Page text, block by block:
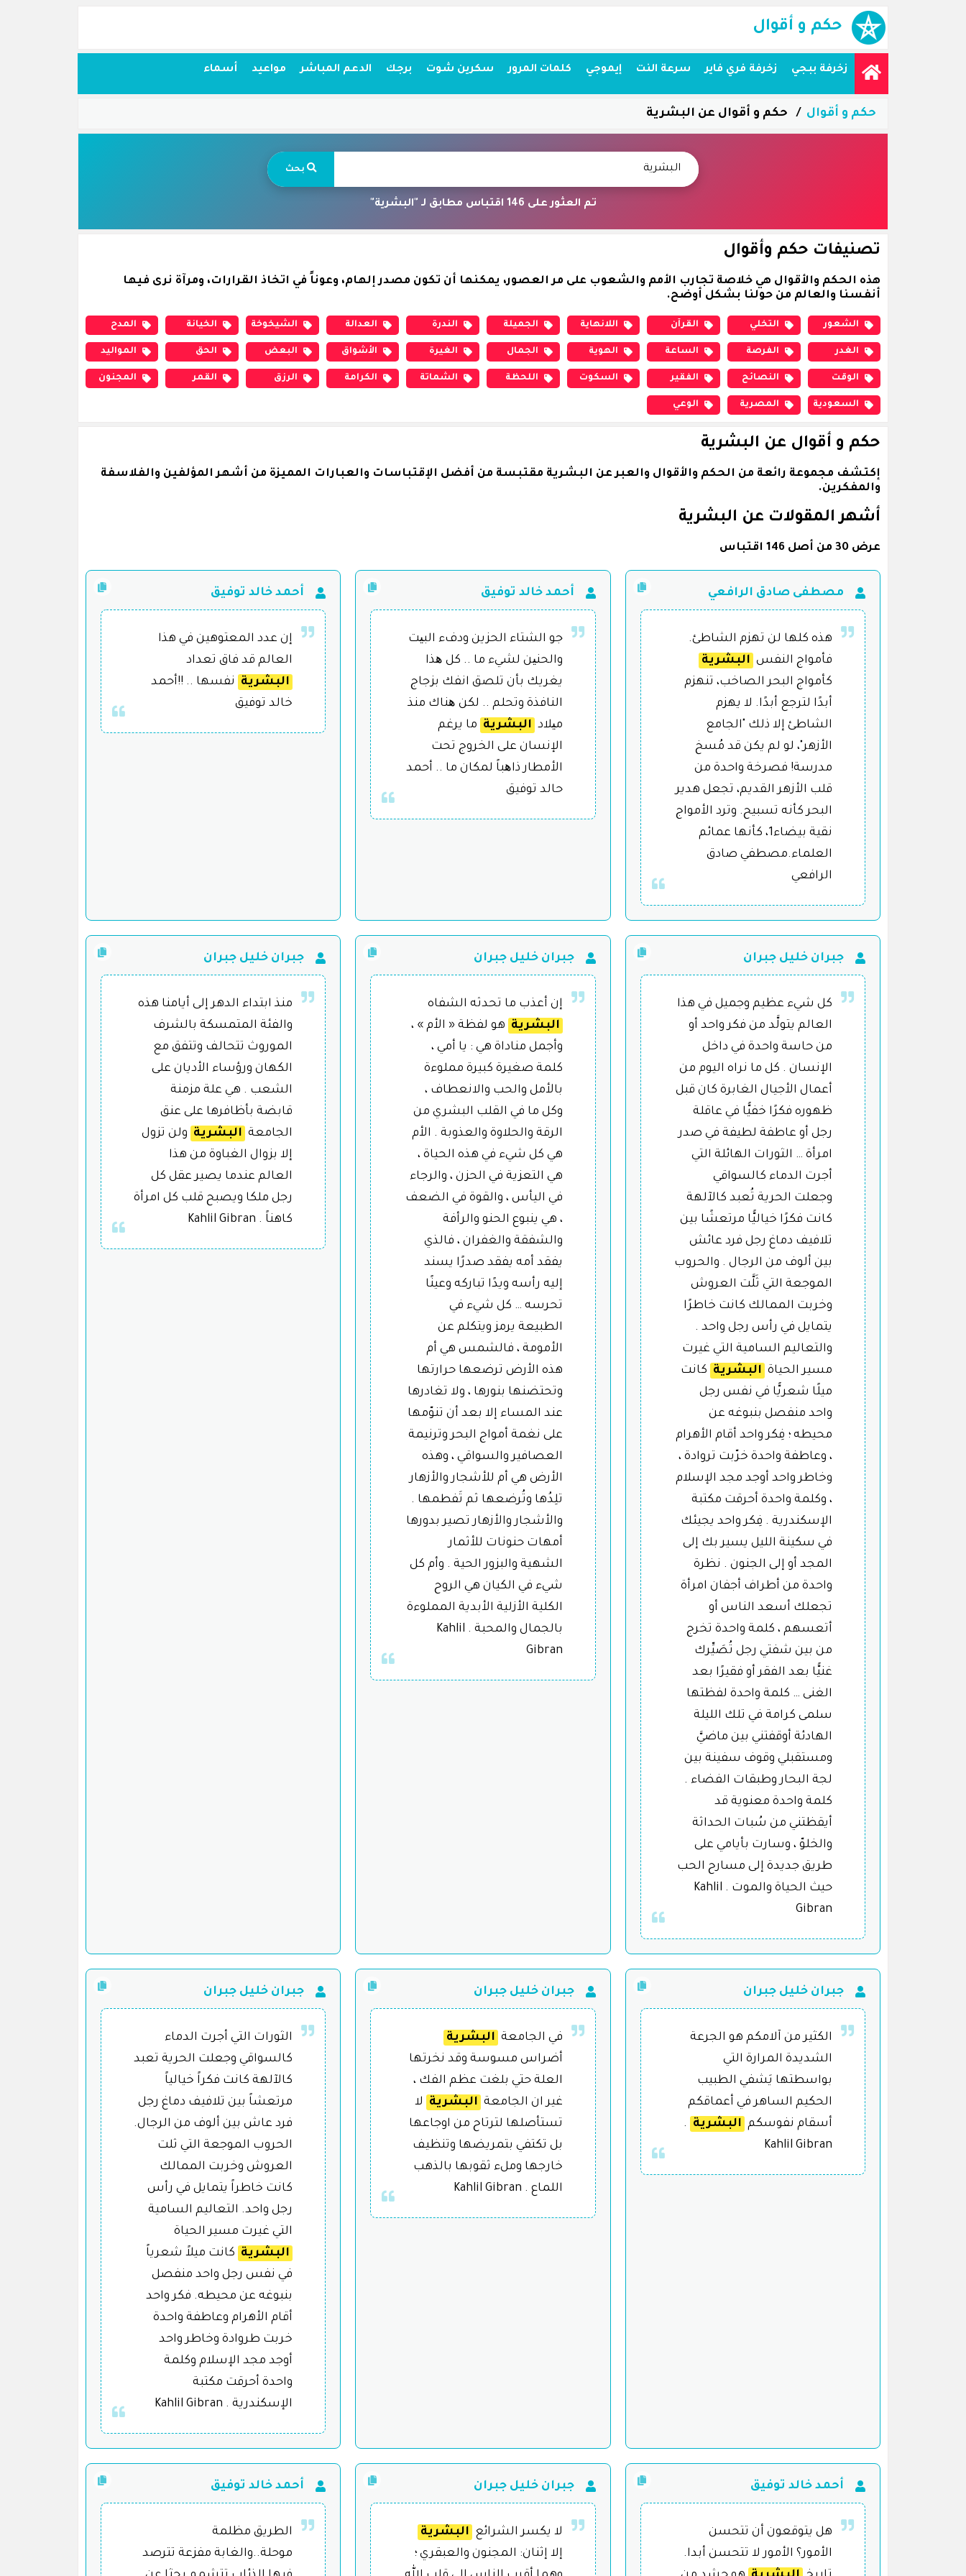
حكم و أقوال
زخرفة ببجي زخرفة فري فاير سرعة النت إيموجي كلمات المرور سكرين شوت برجك الدعم المباشر مواعيد أسماء
حكم و أقوال حكم و أقوال عن البشرية
بحث
تم العثور على 146 اقتباس مطابق لـ "البشرية"
تصنيفات حكم وأقوال
هذه الحكم والأقوال هي خلاصة تجارب الأمم والشعوب على مر العصور، يمكنها أن تكون مصدر إلهام، وعوناً في اتخاذ القرارات، ومرآة نرى فيها
أنفسنا والعالم من حولنا بشكل أوضح.
الشعور التخلي القرآن اللانهاية الجميلة الندرة العدالة الشيخوخة الخيانة المدح
الغدر الفرصة الساعة الهوية الجمال الغيرة الأشواق البعض الحق المواليد
الوقت النصائح الفقير السكوت اللحظة الشماتة الكرامة الرزق القمر المجنون
السعودية المصرية الوعي
حكم و أقوال عن البشرية
إكتشف مجموعة رائعة من الحكم والأقوال والعبر عن البشرية مقتبسة من أفضل الإقتباسات والعبارات المميزة من أشهر المؤلفين والفلاسفة
والمفكرين.
أشهر المقولات عن البشرية
عرض 30 من أصل 146 اقتباس
مصطفى صادق الرافعي
هذه كلها لن تهزم الشاطئ.
فأمواج النفس البشرية
كأمواج البحر الصاخب، تنهزم
أبدًا لترجع أبدًا. لا يهزم
الشاطئ إلا ذلك "الجامع
الأزهر"، لو لم يكن قد مُسخ
مدرسة! فصرخة واحدة من
قلب الأزهر القديم، تجعل هدير
البحر كأنه تسبيح. وترد الأمواج
نقية بيضاء1، كأنها عمائم
العلماء.مصطفي صادق
الرافعي
أحمد خالد توفيق
جو الشتاء الحزين ودفء البیت
والحنین لشيء ما .. كل ھذا
يغريك بأن تلصق انفك بزجاج
النافذة وتحلم .. لكن ھناك منذ
میلاد البشرية ما يرغم
الإنسان على الخروج تحت
الأمطار ذاھباً لمكان ما .. أحمد
حالد توفيق
أحمد خالد توفيق
إن عدد المعتوهين في هذا
العالم قد فاق تعداد
البشرية
نفسها .. !!أحمد
خالد توفيق
جبران خليل جبران
كل شيء عظيم وجميل في هذا
العالم يتولَّد من فكر واحد أو
من حاسة واحدة في داخل
الإنسان . كل ما نراه اليوم من
أعمال الأجيال الغابرة كان قبل
ظهوره فكرًا خفيًّا في عاقلة
رجل أو عاطفة لطيفة في صدر
امرأة … الثورات الهائلة التي
أجرت الدماء كالسواقي
وجعلت الحرية تُعبد كالآلهة
كانت فكرًا خياليًّا مرتعشًا بين
تلافيف دماغ رجل فرد عائش
بين ألوف من الرجال . والحروب
الموجعة التي ثَلَّت العروش
وخربت الممالك كانت خاطرًا
يتمايل في رأس رجل واحد .
والتعاليم السامية التي غيرت
مسير الحياة البشرية كانت
ميلًا شعريًّا في نفس رجل
واحد منفصل بنبوغه عن
محيطه ؛ فِكر واحد أقام الأهرام
، وعاطفة واحدة خرّبت تروادة ،
وخاطر واحد أوجد مجد الإسلام
، وكلمة واحدة أحرقت مكتبة
الإسكندرية . فِكر واحد يجيئك
في سكينة الليل يسير بك إلى
المجد أو إلى الجنون . نظرة
واحدة من أطراف أجفان امرأة
تجعلك أسعد الناس أو
أتعسهم ، كلمة واحدة تخرج
من بين شفتي رجل تُصَيِّرك
غنيًّا بعد الفقر أو فقيرًا بعد
الغنى … كلمة واحدة لفظتها
سلمى كرامة في تلك الليلة
الهادئة أوقفتني بين ماضيَّ
ومستقبلي وقوف سفينة بين
لجة البحار وطبقات الفضاء .
كلمة واحدة معنوية قد
أيقظتني من سُبات الحداثة
والخلوّ ، وسارت بأيامي على
طريق جديدة إلى مسارح الحب
حيث الحياة والموت . Kahlil
Gibran
جبران خليل جبران
إن أعذب ما تحدثه الشفاه
البشرية هو لفظة « الأم » ،
وأجمل مناداة هي : يا أمي ،
كلمة صغيرة كبيرة مملوءة
بالأمل والحب والانعطاف ،
وكل ما في القلب البشري من
الرقة والحلاوة والعذوبة . الأم
هي كل شيء في هذه الحياة ،
هي التعزية في الحزن ، والرجاء
في اليأس ، والقوة في الضعف
، هي ينبوع الحنو والرأفة
والشفقة والغفران ، فالذي
يفقد أمه يفقد صدرًا يسند
إليه رأسه ويدًا تباركه وعينًا
تحرسه … كل شيء في
الطبيعة يرمز ويتكلم عن
الأمومة ، فالشمس هي أم
هذه الأرض ترضعها حرارتها
وتحتضنها بنورها ، ولا تغادرها
عند المساء إلا بعد أن تنوّمها
على نغمة أمواج البحر وترنيمة
العصافير والسواقي ، وهذه
الأرض هي أم للأشجار والأزهار
تلِدُها وتُرضعها ثم تَفطمها .
والأشجار والأزهار تصير بدورها
أمهات حنونات للأثمار
الشهية والبزور الحية . وأم كل
شيء في الكيان هي الروح
الكلية الأزلية الأبدية المملوءة
بالجمال والمحبة . Kahlil
Gibran
جبران خليل جبران
منذ ابتداء الدهر إلى أيامنا هذه
والفئة المتمسكة بالشرف
الموروث تتحالف وتتفق مع
الكهان ورؤساء الأديان على
الشعب . هي علة مزمنة
قابضة بأظافرها على عنق
الجامعة البشرية ولن تزول
إلا بزوال الغباوة من هذا
العالم عندما يصير عقل كل
رجل ملكا ويصبح قلب كل امرأة
كاهناً . Kahlil Gibran
جبران خليل جبران
الكثير من آلامكم هو الجرعة
الشديدة المرارة التي
بواسطتها يَشفي الطبيب
الحكيم الساهر في أعماقكم
أسقام نفوسكم البشرية
.
Kahlil Gibran
جبران خليل جبران
في الجامعة البشرية
أضراس مسوسة وقد نخرتها
العلة حتي بلغت عظم الفك ،
غير ان الجامعة البشرية
لا
تستأصلها لترتاح من اوجاعها
بل تكتفي بتمريضها وتنظيف
خارجها وملء ثقوبها بالذهب
اللماع . Kahlil Gibran
جبران خليل جبران
الثورات التي أجرت الدماء
كالسواقي وجعلت الحرية تعبد
كالآلهة كانت فكراً خيالياً
مرتعشاً بين تلافيف دماغ رجل
فرد عاش بين ألوف من الرجال.
الحروب الموجعة التي ثلت
العروش وخربت الممالك
كانت خاطراً يتمايل في رأس
رجل واحد. التعاليم السامية
التي غيرت مسير الحياة
البشرية كانت ميلاً شعرياً
في نفس رجل واحد منفصل
بنبوغه عن محيطه. فكر واحد
أقام الأهرام وعاطفة واحدة
خربت طروادة وخاطر واحد
أوجد مجد الإسلام وكلمة
واحدة أحرقت مكتبة
الإسكندرية . Kahlil Gibran
أحمد خالد توفيق
هل يتوقعون أن تتحسن
الأمور؟ الأمور لا تتحسن أبدا.
جبران خليل جبران
لا يكسر الشرائع
البشرية
إلا إثنان: المجنون والعبقري ؛
أحمد خالد توفيق
الطريق مظلمة
موحلة..والغابة مفزعة تترصد